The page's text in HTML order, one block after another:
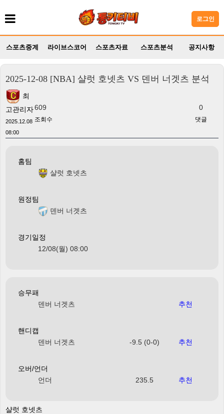
로그인
스포츠중계 라이브스코어 스포츠자료 스포츠분석 공지사항
2025-12-08 [NBA] 샬럿 호넷츠 VS 덴버 너겟츠 분석
최
고관리자
2025.12.08
08:00
609
조회수
0
댓글
홈팀
샬럿 호넷츠
원정팀
덴버 너겟츠
경기일정
12/08(월) 08:00
승무패
덴버 너겟츠
추천
핸디캡
덴버 너겟츠
-9.5 (0-0) 추천
오버/언더
언더
235.5 추천
샬럿 호넷츠